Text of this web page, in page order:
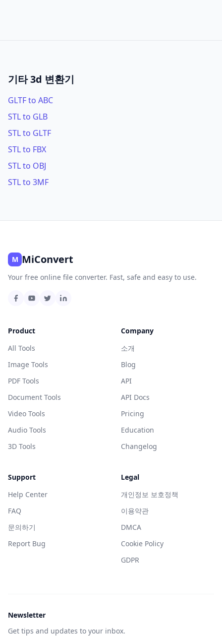
기타 3d 변환기
GLTF to ABC
STL to GLB
STL to GLTF
STL to FBX
STL to OBJ
STL to 3MF
M MiConvert
Your free online file converter. Fast, safe and easy to use.
Product
All Tools
Image Tools
PDF Tools
Document Tools
Video Tools
Audio Tools
3D Tools
Company
소개
Blog
API
API Docs
Pricing
Education
Changelog
Support
Help Center
FAQ
문의하기
Report Bug
Legal
개인정보 보호정책
이용약관
DMCA
Cookie Policy
GDPR
Newsletter
Get tips and updates to your inbox.